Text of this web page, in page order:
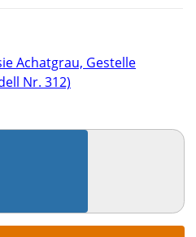
Achatgrau, Gestelle
Nr. 312)